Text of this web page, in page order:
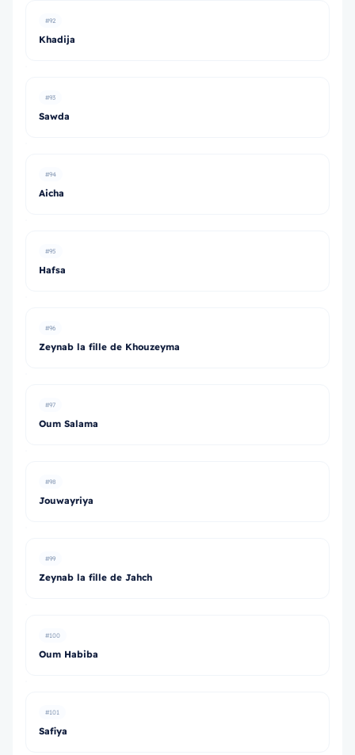
#92
Khadija
#93
Sawda
#94
Aicha
#95
Hafsa
#96
Zeynab la fille de Khouzeyma
#97
Oum Salama
#98
Jouwayriya
#99
Zeynab la fille de Jahch
#100
Oum Habiba
#101
Safiya